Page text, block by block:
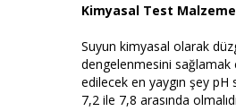
Kimyasal Test
Suyun kimyasal olarak
dengelenmesini
edilecek en yaygın şey pH
7,2 ile 7,8 arasında